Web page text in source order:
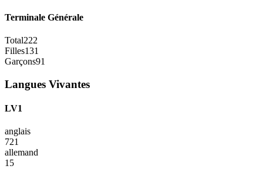
Terminale Générale
Total222
Filles131
Garçons91
Langues Vivantes
LV1
anglais
721
allemand
15